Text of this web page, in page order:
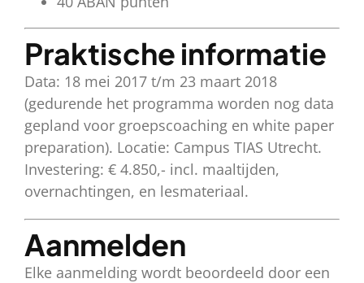
Praktische informatie
Data: 18 mei 2017 t/m 23 maart 2018
(gedurende het programma worden nog data
gepland voor groepscoaching en white paper
preparation). Locatie: Campus TIAS Utrecht.
Investering: € 4.850,- incl. maaltijden,
overnachtingen, en lesmateriaal.
Aanmelden
Elke aanmelding wordt beoordeeld door een